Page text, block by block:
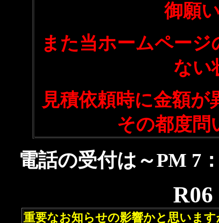
御願
また当ホームペー
ない
見積依頼時に金額
その都度問
電話の受付は～PM 7
重要なお知らせの影響かと思いま